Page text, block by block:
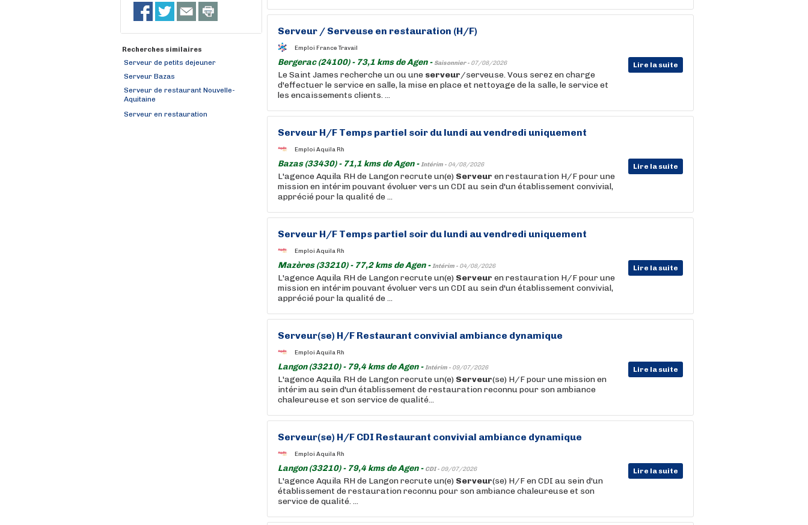
Recherches similaires
Serveur de petits dejeuner
Serveur Bazas
Serveur de restaurant Nouvelle-
Aquitaine
Serveur en restauration
Serveur / Serveuse en restauration (H/F)
Emploi France Travail
Bergerac (24100) - 73,1 kms de Agen - Saisonnier - 07/08/2026 Lire la suite
Le Saint James recherche un ou une serveur/serveuse. Vous serez en charge
d'effectuer le service en salle, la mise en place et nettoyage de la salle, le service et
les encaissements clients. ...
Serveur H/F Temps partiel soir du lundi au vendredi uniquement
Emploi Aquila Rh
Bazas (33430) - 71,1 kms de Agen -Intérim - 04/08/2026 Lire la suite
L'agence Aquila RH de Langon recrute un(e) Serveur en restauration H/F pour une
mission en intérim pouvant évoluer vers un CDI au sein d'un établissement convivial,
apprécié pour la qualité de ...
Serveur H/F Temps partiel soir du lundi au vendredi uniquement
Emploi Aquila Rh
Mazères (33210) - 77,2 kms de Agen -Intérim - 04/08/2026 Lire la suite
L'agence Aquila RH de Langon recrute un(e) Serveur en restauration H/F pour une
mission en intérim pouvant évoluer vers un CDI au sein d'un établissement convivial,
apprécié pour la qualité de ...
Serveur(se) H/F Restaurant convivial ambiance dynamique
Emploi Aquila Rh
Langon (33210) - 79,4 kms de Agen -Intérim - 09/07/2026 Lire la suite
L'agence Aquila RH de Langon recrute un(e) Serveur(se) H/F pour une mission en
intérim au sein d'un établissement de restauration reconnu pour son ambiance
chaleureuse et son service de qualité...
Serveur(se) H/F CDI Restaurant convivial ambiance dynamique
Emploi Aquila Rh
Langon (33210) - 79,4 kms de Agen - CDI - 09/07/2026 Lire la suite
L'agence Aquila RH de Langon recrute un(e) Serveur(se) H/F en CDI au sein d'un
établissement de restauration reconnu pour son ambiance chaleureuse et son
service de qualité. ...